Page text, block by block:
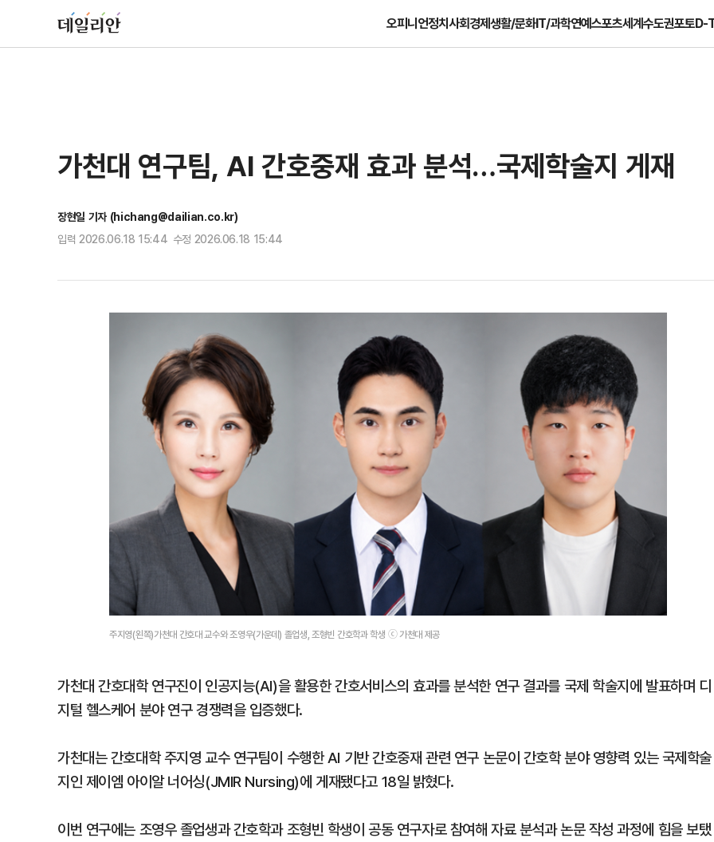
오피니언정치사회경제생활/문화IT/과학연예스포츠세계수도권포토D-
가천대 연구팀, AI 간호중재 효과 분석…국제학술지 게재
장현일 기자 (hichang@dailian.co.kr)
입력 2026.06.18 15:44 수정 2026.06.18 15:44
주지영(왼쪽)가천대 간호대 교수와 조영우(가운데) 졸업생, 조형빈 간호학과 학생 ⓒ 가천대 제공
가천대 간호대학 연구진이 인공지능(AI)을 활용한 간호서비스의 효과를 분석한 연구 결과를 국제 학술지에 발표하며 디
지털 헬스케어 분야 연구 경쟁력을 입증했다.
가천대는 간호대학 주지영 교수 연구팀이 수행한 AI 기반 간호중재 관련 연구 논문이 간호학 분야 영향력 있는 국제학술
지인 제이엠 아이알 너어싱(JMIR Nursing)에 게재됐다고 18일 밝혔다.
이번 연구에는 조영우 졸업생과 간호학과 조형빈 학생이 공동 연구자로 참여해 자료 분석과 논문 작성 과정에 힘을 보탰